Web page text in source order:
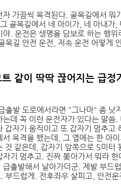
자 가끔씩 목격된다. 골목길에서
골목길에서 네 아이가, 네 아내가
야. 운전은 생명을 담보로 하는 행
목길 안전 운전, 저속 운전 어떻게
같이 딱딱 끊어지는 급정
출발 도로에서라면 "그나마" 좀 낫
는데 꼭 이런 운전자가 있다는 말씀
갑자기 움직이고 또 갑자기 멈추고
서 목격을 했는데, 그 옆에는 한 아
것 같은데, 갑자기 앞쪽으로 5미
자기 멈추고. 진짜 쫒아가서 뭐라
급출발해서 날아가더군. 제발 부드
부드럽게. 전후좌우 살피고, 안전